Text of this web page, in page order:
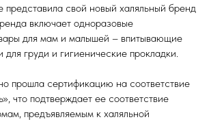
представила свой новый халяльный бренд
включает одноразовые
для мам и малышей – впитывающие
для груди и гигиенические прокладки.
прошла сертификацию на соответствие
что подтверждает ее соответствие
предъявляемым к халяльной